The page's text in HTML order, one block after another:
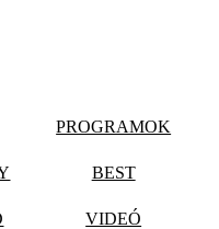
PROGRAMOK
BEST
VIDEÓ